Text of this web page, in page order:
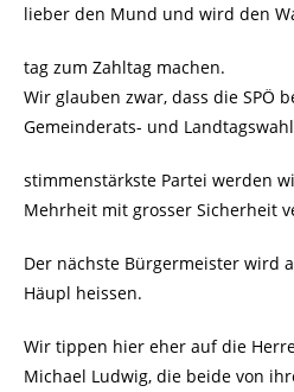
lieber den Mund und wird den
tag zum Zahltag machen.
Wir glauben zwar, dass die SPÖ
Gemeinderats- und
stimmenstärkste Partei werden
Mehrheit mit grosser Sicherheit
Der nächste Bürgermeister wird
Häupl heissen.
Wir tippen hier eher auf die
Michael Ludwig, die beide von